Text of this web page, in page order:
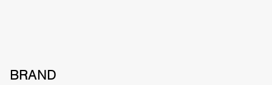
BRAND